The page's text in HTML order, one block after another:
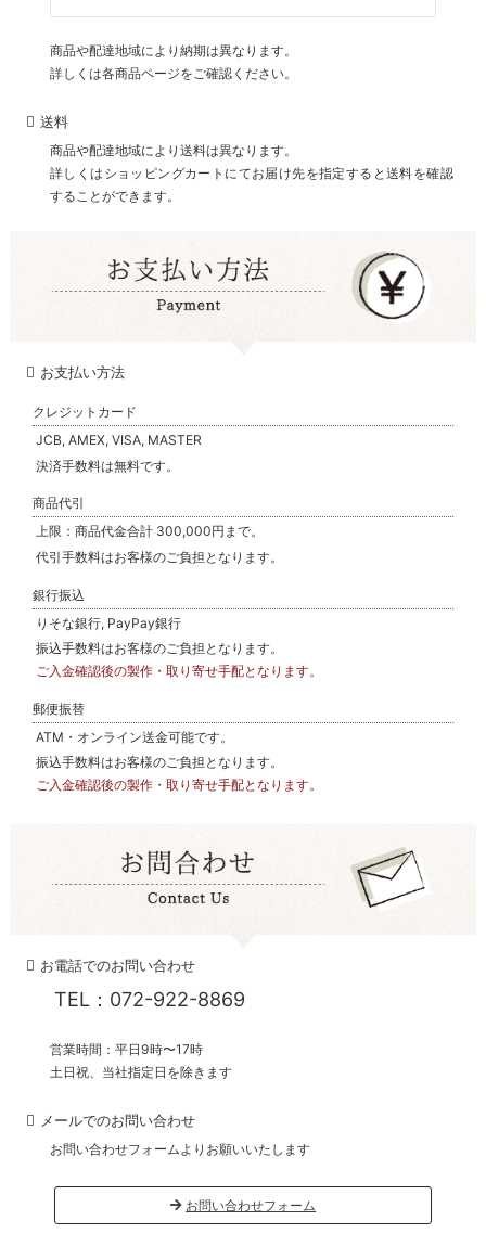
商品や配達地域により納期は異なります。
詳しくは各商品ページをご確認ください。
送料
商品や配達地域により送料は異なります。
詳しくはショッピングカートにてお届け先を指定すると送料を確認
することができます。
お支払い方法
クレジットカード
JCB, AMEX, VISA, MASTER
決済手数料は無料です。
商品代引
上限：商品代金合計 300,000円まで。
代引手数料はお客様のご負担となります。
銀行振込
りそな銀行, PayPay銀行
振込手数料はお客様のご負担となります。
ご入金確認後の製作・取り寄せ手配となります。
郵便振替
ATM・オンライン送金可能です。
振込手数料はお客様のご負担となります。
ご入金確認後の製作・取り寄せ手配となります。
お電話でのお問い合わせ
TEL：072-922-8869
営業時間：平日9時〜17時
土日祝、当社指定日を除きます
メールでのお問い合わせ
お問い合わせフォームよりお願いいたします
お問い合わせフォーム